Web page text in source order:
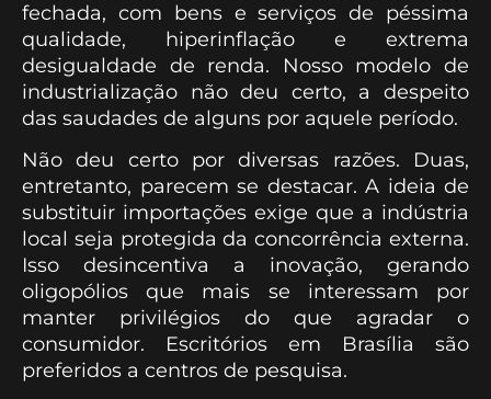
fechada, com bens e serviços de péssima
qualidade, hiperinflação e extrema
desigualdade de renda. Nosso modelo de
industrialização não deu certo, a despeito
das saudades de alguns por aquele período.
Não deu certo por diversas razões. Duas,
entretanto, parecem se destacar. A ideia de
substituir importações exige que a indústria
local seja protegida da concorrência externa.
Isso desincentiva a inovação, gerando
oligopólios que mais se interessam por
manter privilégios do que agradar o
consumidor. Escritórios em Brasília são
preferidos a centros de pesquisa.